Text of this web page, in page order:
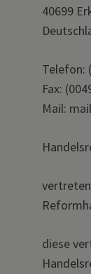
40699
Telefon:
Fax:
Mail:
vertreten
diese